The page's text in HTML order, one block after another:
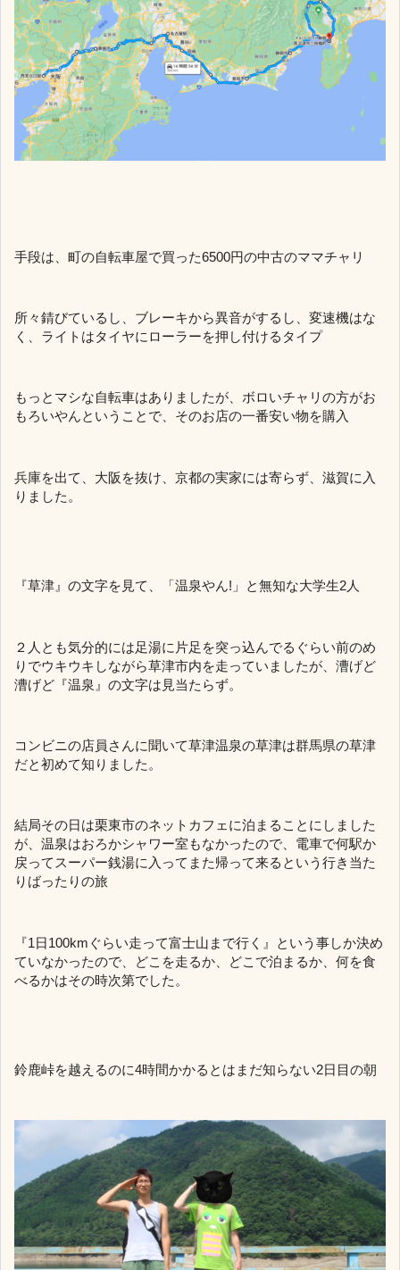
手段は、町の自転車屋で買った6500円の中古のママチャリ
所々錆びているし、ブレーキから異音がするし、変速機はな
く、ライトはタイヤにローラーを押し付けるタイプ
もっとマシな自転車はありましたが、ボロいチャリの方がお
もろいやんということで、そのお店の一番安い物を購入
兵庫を出て、大阪を抜け、京都の実家には寄らず、滋賀に入
りました。
『草津』の文字を見て、「温泉やん!」と無知な大学生2人
２人とも気分的には足湯に片足を突っ込んでるぐらい前のめ
りでウキウキしながら草津市内を走っていましたが、漕げど
漕げど『温泉』の文字は見当たらず。
コンビニの店員さんに聞いて草津温泉の草津は群馬県の草津
だと初めて知りました。
結局その日は栗東市のネットカフェに泊まることにしました
が、温泉はおろかシャワー室もなかったので、電車で何駅か
戻ってスーパー銭湯に入ってまた帰って来るという行き当た
りばったりの旅
『1日100kmぐらい走って富士山まで行く』という事しか決め
ていなかったので、どこを走るか、どこで泊まるか、何を食
べるかはその時次第でした。
鈴鹿峠を越えるのに4時間かかるとはまだ知らない2日目の朝